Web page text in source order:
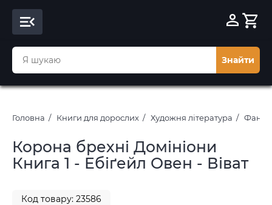
Знайти
Головна Книги для дорослих Художня література
Корона брехні Домініони
Книга 1 - Ебіґейл Овен - Віват
Код товару: 23586